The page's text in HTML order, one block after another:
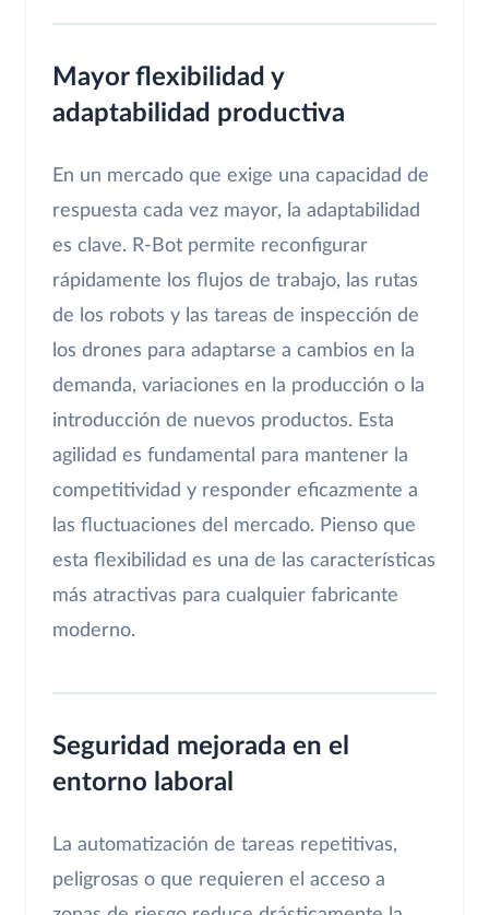
Mayor flexibilidad y
adaptabilidad productiva
En un mercado que exige una capacidad de
respuesta cada vez mayor, la adaptabilidad
es clave. R-Bot permite reconfigurar
rápidamente los flujos de trabajo, las rutas
de los robots y las tareas de inspección de
los drones para adaptarse a cambios en la
demanda, variaciones en la producción o la
introducción de nuevos productos. Esta
agilidad es fundamental para mantener la
competitividad y responder eficazmente a
las fluctuaciones del mercado. Pienso que
esta flexibilidad es una de las características
más atractivas para cualquier fabricante
moderno.
Seguridad mejorada en el
entorno laboral
La automatización de tareas repetitivas,
peligrosas o que requieren el acceso a